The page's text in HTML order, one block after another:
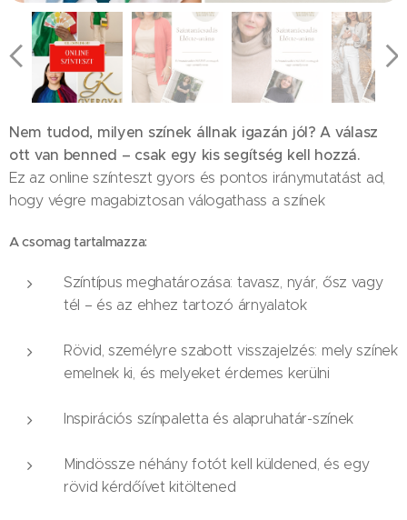
Nem tudod, milyen színek állnak igazán jól? A válasz
ott van benned – csak egy kis segítség kell hozzá.
Ez az online színteszt gyors és pontos iránymutatást ad,
hogy végre magabiztosan válogathass a színek
A csomag tartalmazza:
Színtípus meghatározása: tavasz, nyár, ősz vagy
tél – és az ehhez tartozó árnyalatok
Rövid, személyre szabott visszajelzés: mely színek
emelnek ki, és melyeket érdemes kerülni
Inspirációs színpaletta és alapruhatár-színek
Mindössze néhány fotót kell küldened, és egy
rövid kérdőívet kitöltened